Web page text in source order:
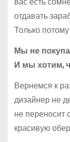
отдавать
Только
Мы не
И мы хотим,
Вернемся к
дизайнер не
не переносит
красивую